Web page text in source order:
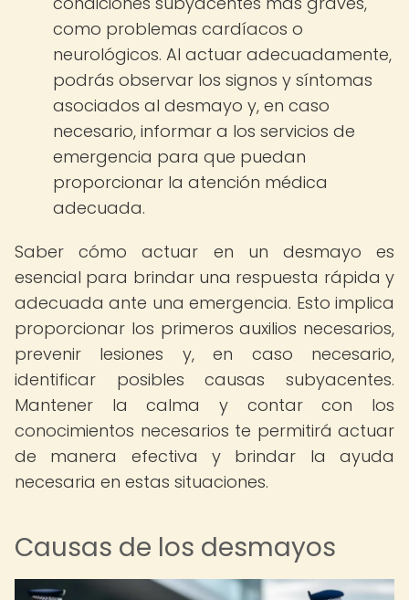
como problemas cardíacos o
neurológicos. Al actuar adecuadamente,
podrás observar los signos y síntomas
asociados al desmayo y, en caso
necesario, informar a los servicios de
emergencia para que puedan
proporcionar la atención médica
adecuada.
Saber cómo actuar en un desmayo es
esencial para brindar una respuesta rápida y
adecuada ante una emergencia. Esto implica
proporcionar los primeros auxilios necesarios,
prevenir lesiones y, en caso necesario,
identificar posibles causas subyacentes.
Mantener la calma y contar con los
conocimientos necesarios te permitirá actuar
de manera efectiva y brindar la ayuda
necesaria en estas situaciones.
Causas de los desmayos